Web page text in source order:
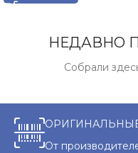
НЕДАВНО
Собрали
От